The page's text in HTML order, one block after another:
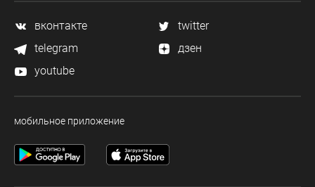
вконтакте
twitter
telegram
дзен
youtube
мобильное приложение